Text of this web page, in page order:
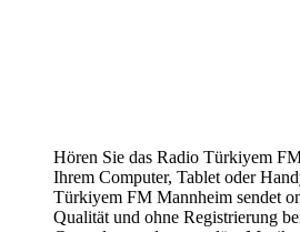
Hören Sie das Radio Türkiyem
Ihrem Computer, Tablet oder
Türkiyem FM Mannheim sendet
Qualität und ohne Registrierung